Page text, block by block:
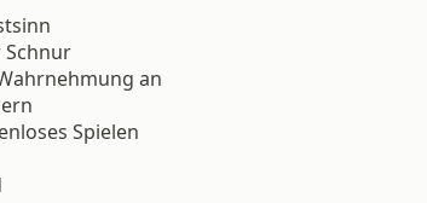
Schnur
an
Spielen